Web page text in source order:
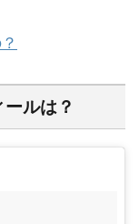
ルは？